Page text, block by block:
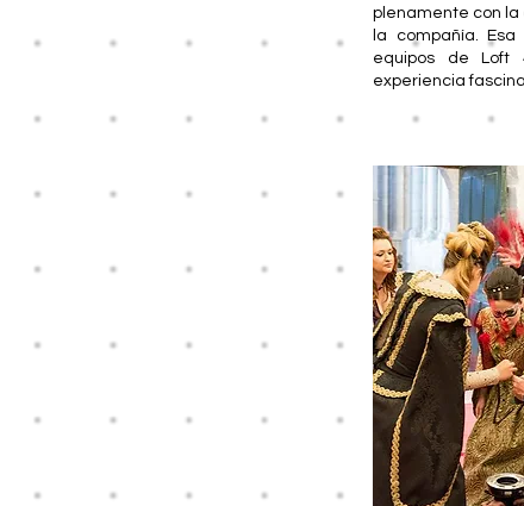
plenamente con
la compañía.
equipos de Loft
experiencia